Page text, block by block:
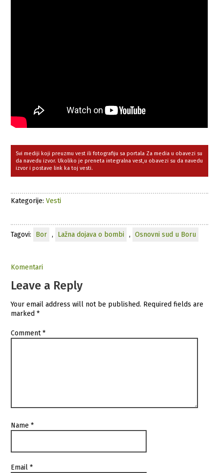
Svi mediji koji preuzmu vest ili fotografiju sa portala Za media u obavezi su
da navedu izvor. Ukoliko je preneta integralna vest,u obavezi su da navedu
izvor i postave link ka toj vesti.
Kategorije:Vesti
Tagovi: Bor , Lažna dojava o bombi , Osnovni sud u Boru
Komentari
Leave a Reply
Your email address will not be published. Required fields are
marked*
Comment*
Name*
Email*